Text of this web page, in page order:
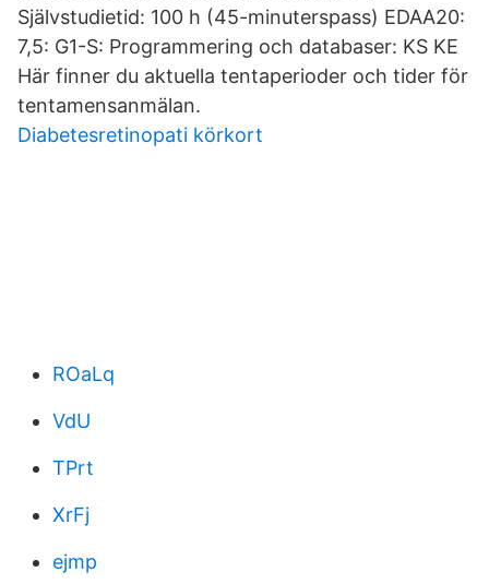
Självstudietid: 100 h (45-minuterspass) EDAA20:
7,5: G1-S: Programmering och databaser: KS KE
Här finner du aktuella tentaperioder och tider för
tentamensanmälan.
Diabetesretinopati körkort
ROaLq
VdU
TPrt
XrFj
ejmp